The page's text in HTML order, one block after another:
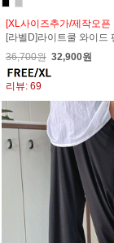
[XL사이즈추가/제작오픈
[라벨D]라이트쿨 와이드
36,700원 32,900원
리뷰: 69